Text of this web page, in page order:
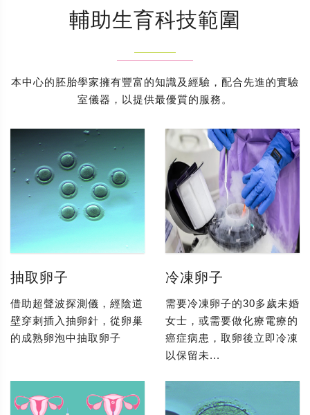
輔助生育科技範圍
本中心的胚胎學家擁有豐富的知識及經驗，配合先進的實驗
室儀器，以提供最優質的服務。
抽取卵子
借助超聲波探測儀，經陰道
壁穿刺插入抽卵針，從卵巢
的成熟卵泡中抽取卵子
冷凍卵子
需要冷凍卵子的30多歲未婚
女士，或需要做化療電療的
癌症病患，取卵後立即冷凍
以保留未...